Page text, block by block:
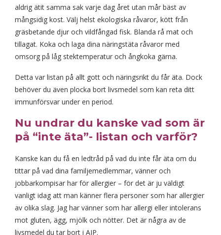
aldrig ätit samma sak varje dag året utan mår bäst av
mångsidig kost. Välj helst ekologiska råvaror, kött från
gräsbetande djur och vildfångad fisk. Blanda rå mat och
tillagat. Koka och laga dina näringstäta råvaror med
omsorg på låg stektemperatur och ångkoka gärna.
Detta var listan på allt gott och näringsrikt du får äta. Dock
behöver du även plocka bort livsmedel som kan reta ditt
immunförsvar under en period.
Nu undrar du kanske vad som är
på “inte äta”- listan och varför?
Kanske kan du få en ledtråd på vad du inte får äta om du
tittar på vad dina familjemedlemmar, vänner och
jobbarkompisar har för allergier – för det är ju väldigt
vanligt idag att man känner flera personer som har allergier
av olika slag. Jag har vänner som har allergi eller intolerans
mot gluten, ägg, mjölk och nötter. Det är några av de
livsmedel du tar bort i AIP.